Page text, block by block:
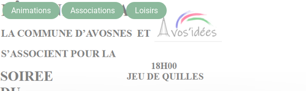
Animations Associations Loisirs